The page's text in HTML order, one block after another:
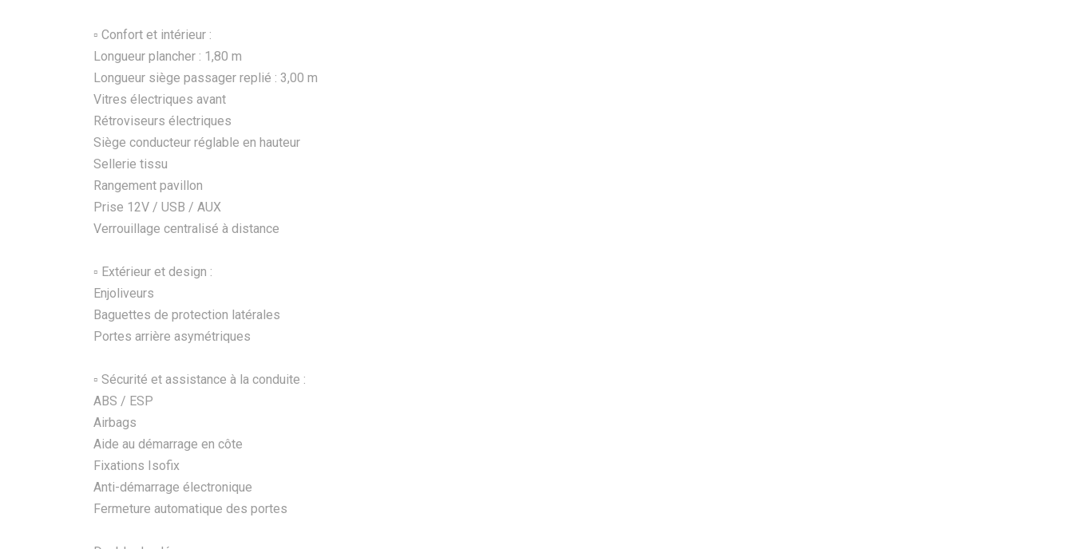
▫️ Confort et intérieur :
Longueur plancher : 1,80 m
Longueur siège passager replié : 3,00 m
Vitres électriques avant
Rétroviseurs électriques
Siège conducteur réglable en hauteur
Sellerie tissu
Rangement pavillon
Prise 12V / USB / AUX
Verrouillage centralisé à distance
▫️ Extérieur et design :
Enjoliveurs
Baguettes de protection latérales
Portes arrière asymétriques
▫️ Sécurité et assistance à la conduite :
ABS / ESP
Airbags
Aide au démarrage en côte
Fixations Isofix
Anti-démarrage électronique
Fermeture automatique des portes